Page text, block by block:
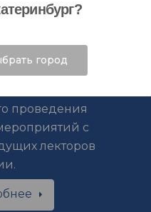
проведения
с
лекторов
город